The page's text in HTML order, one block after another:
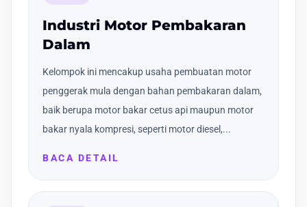
Industri Motor Pembakaran
Dalam
Kelompok ini mencakup usaha pembuatan motor
penggerak mula dengan bahan pembakaran dalam,
baik berupa motor bakar cetus api maupun motor
bakar nyala kompresi, seperti motor diesel,...
BACA DETAIL